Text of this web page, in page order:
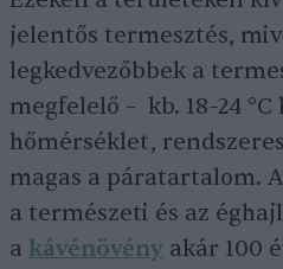
jelentős termesztés,
legkedvezőbbek a
megfelelő – kb. 18–24
hőmérséklet,
magas a páratartalom.
a természeti és az
a kávénövény akár 100